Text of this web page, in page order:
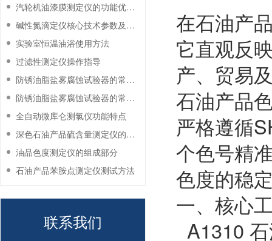
在石油产
它直观反
产、贸易
石油产品
严格遵循
个色号精
色度的稳
一、核心
A1310
汽轮机油漆膜测定仪的功能优势有哪些？
碱性氮滴定仪核心技术参数及应用说明
实验室恒温油浴使用方法
过滤性测定仪操作指导
防锈油脂盐雾腐蚀试验器的常见故障与解决方法
防锈油脂盐雾腐蚀试验器的常见故障与解决方法
全自动微库仑测氯仪功能特点
深色石油产品硫含量测定仪的工作环境要求
油品色度测定仪的组成部分
石油产品苯胺点测定仪测试方法
联系我们